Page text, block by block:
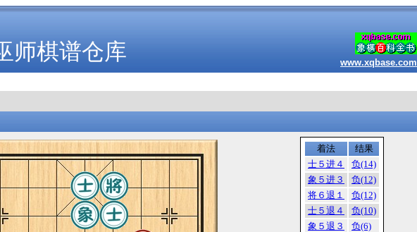
师棋谱仓库 www.xqbase.com
着法
结果
士５进４
负(14)
象５进３
负(12)
将６退１
负(12)
士５退４
负(10)
象５退３
负(6)